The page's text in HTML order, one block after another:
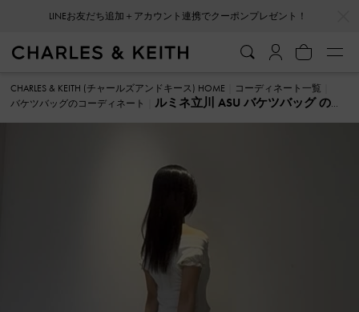
LINEお友だち追加＋アカウント連携でクーポンプレゼント！
CHARLES & KEITH (チャールズアンドキース) HOME
コーディネート一覧
バケツバッグのコーディネート
ルミネ立川 ASU バケツバッグ のコ